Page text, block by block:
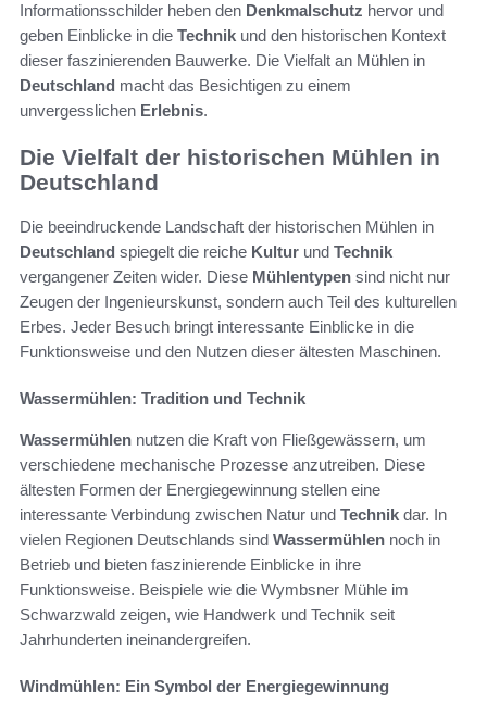
Informationsschilder heben den Denkmalschutz hervor und
geben Einblicke in die Technik und den historischen Kontext
dieser faszinierenden Bauwerke. Die Vielfalt an Mühlen in
Deutschland macht das Besichtigen zu einem
unvergesslichen Erlebnis.
Die Vielfalt der historischen Mühlen in
Deutschland
Die beeindruckende Landschaft der historischen Mühlen in
Deutschland spiegelt die reiche Kultur und Technik
vergangener Zeiten wider. Diese Mühlentypen sind nicht nur
Zeugen der Ingenieurskunst, sondern auch Teil des kulturellen
Erbes. Jeder Besuch bringt interessante Einblicke in die
Funktionsweise und den Nutzen dieser ältesten Maschinen.
Wassermühlen: Tradition und Technik
Wassermühlen nutzen die Kraft von Fließgewässern, um
verschiedene mechanische Prozesse anzutreiben. Diese
ältesten Formen der Energiegewinnung stellen eine
interessante Verbindung zwischen Natur und Technik dar. In
vielen Regionen Deutschlands sind Wassermühlen noch in
Betrieb und bieten faszinierende Einblicke in ihre
Funktionsweise. Beispiele wie die Wymbsner Mühle im
Schwarzwald zeigen, wie Handwerk und Technik seit
Jahrhunderten ineinandergreifen.
Windmühlen: Ein Symbol der Energiegewinnung